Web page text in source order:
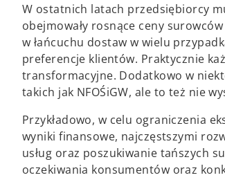
W ostatnich latach przedsiębiorcy
obejmowały rosnące ceny
w łańcuchu dostaw w wielu
preferencje klientów. Praktycznie
transformacyjne. Dodatkowo w
takich jak NFOŚiGW, ale to też nie
Przykładowo, w celu ograniczenia
wyniki finansowe, najczęstszymi
usług oraz poszukiwanie tańszych
oczekiwania konsumentów oraz